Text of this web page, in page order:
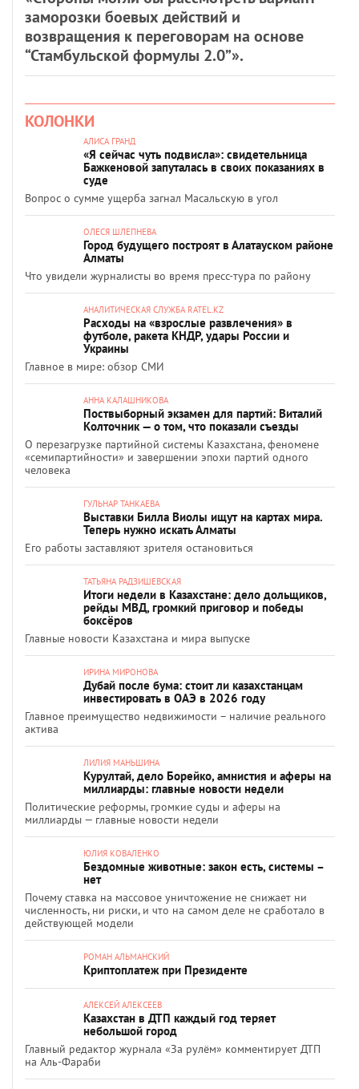
заморозки боевых действий и
возвращения к переговорам на основе
“Стамбульской формулы 2.0”».
КОЛОНКИ
АЛИСА ГРАНД
«Я сейчас чуть подвисла»: свидетельница
Бажкеновой запуталась в своих показаниях в
суде
Вопрос о сумме ущерба загнал Масальскую в угол
ОЛЕСЯ ШЛЕПНЕВА
Город будущего построят в Алатауском районе
Алматы
Что увидели журналисты во время пресс-тура по району
АНАЛИТИЧЕСКАЯ СЛУЖБА RATEL.KZ
Расходы на «взрослые развлечения» в
футболе, ракета КНДР, удары России и
Украины
Главное в мире: обзор СМИ
АННА КАЛАШНИКОВА
Поствыборный экзамен для партий: Виталий
Колточник — о том, что показали съезды
О перезагрузке партийной системы Казахстана, феномене
«семипартийности» и завершении эпохи партий одного
человека
ГУЛЬНАР ТАНКАЕВА
Выставки Билла Виолы ищут на картах мира.
Теперь нужно искать Алматы
Его работы заставляют зрителя остановиться
ТАТЬЯНА РАДЗИШЕВСКАЯ
Итоги недели в Казахстане: дело дольщиков,
рейды МВД, громкий приговор и победы
боксёров
Главные новости Казахстана и мира выпуске
ИРИНА МИРОНОВА
Дубай после бума: стоит ли казахстанцам
инвестировать в ОАЭ в 2026 году
Главное преимущество недвижимости – наличие реального
актива
ЛИЛИЯ МАНЬШИНА
Курултай, дело Борейко, амнистия и аферы на
миллиарды: главные новости недели
Политические реформы, громкие суды и аферы на
миллиарды — главные новости недели
ЮЛИЯ КОВАЛЕНКО
Бездомные животные: закон есть, системы –
нет
Почему ставка на массовое уничтожение не снижает ни
численность, ни риски, и что на самом деле не сработало в
действующей модели
РОМАН АЛЬМАНСКИЙ
Криптоплатеж при Президенте
АЛЕКСЕЙ АЛЕКСЕЕВ
Казахстан в ДТП каждый год теряет
небольшой город
Главный редактор журнала «За рулём» комментирует ДТП
на Аль-Фараби